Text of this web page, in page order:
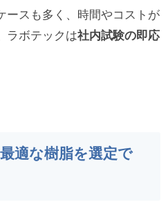
ースも多く、時間やコストが
ラボテックは社内試験の即応
適な樹脂を選定で